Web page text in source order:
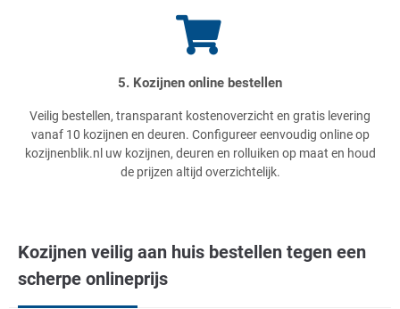
5. Kozijnen online bestellen
Veilig bestellen, transparant kostenoverzicht en gratis levering
vanaf 10 kozijnen en deuren. Configureer eenvoudig online op
kozijnenblik.nl uw kozijnen, deuren en rolluiken op maat en houd
de prijzen altijd overzichtelijk.
Kozijnen veilig aan huis bestellen tegen een
scherpe onlineprijs